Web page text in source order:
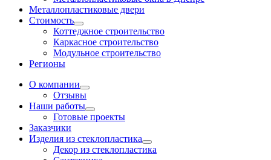
Металлопластиковые двери
Стоимость
Коттеджное строительство
Каркасное строительство
Модульное строительство
Регионы
О компании
Отзывы
Наши работы
Готовые проекты
Заказчики
Изделия из стеклопластика
Декор из стеклопластика